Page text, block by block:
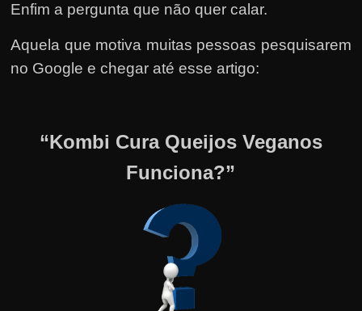
Enfim a pergunta que não quer calar.
Aquela que motiva muitas pessoas pesquisarem
no Google e chegar até esse artigo:
“Kombi Cura Queijos Veganos
Funciona?”